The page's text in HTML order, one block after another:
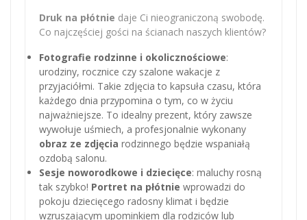
Druk na płótnie daje Ci nieograniczoną swobodę.
Co najczęściej gości na ścianach naszych klientów?
Fotografie rodzinne i okolicznościowe:
urodziny, rocznice czy szalone wakacje z
przyjaciółmi. Takie zdjęcia to kapsuła czasu, która
każdego dnia przypomina o tym, co w życiu
najważniejsze. To idealny prezent, który zawsze
wywołuje uśmiech, a profesjonalnie wykonany
obraz ze zdjęcia rodzinnego będzie wspaniałą
ozdobą salonu.
Sesje noworodkowe i dziecięce: maluchy rosną
tak szybko! Portret na płótnie wprowadzi do
pokoju dziecięcego radosny klimat i będzie
wzruszającym upominkiem dla rodziców lub